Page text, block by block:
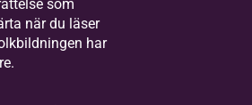
–
Läsa
samt
som
när du läser
har